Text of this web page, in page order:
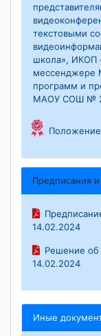
текстовыми
школа», ИКОП
мессенджере
программ и
МАОУ СОШ №
Предписания
14.02.2024
Решение об
14.02.2024
Иные